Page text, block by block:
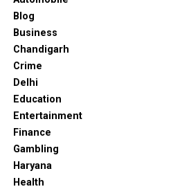
Blog
Business
Chandigarh
Crime
Delhi
Education
Entertainment
Finance
Gambling
Haryana
Health